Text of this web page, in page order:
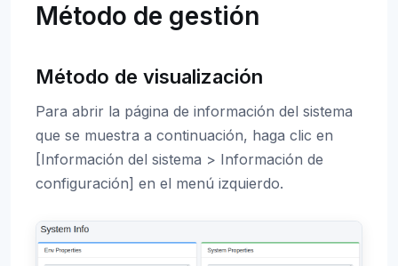
Método de gestión
Método de visualización
Para abrir la página de información del sistema
que se muestra a continuación, haga clic en
[Información del sistema > Información de
configuración] en el menú izquierdo.